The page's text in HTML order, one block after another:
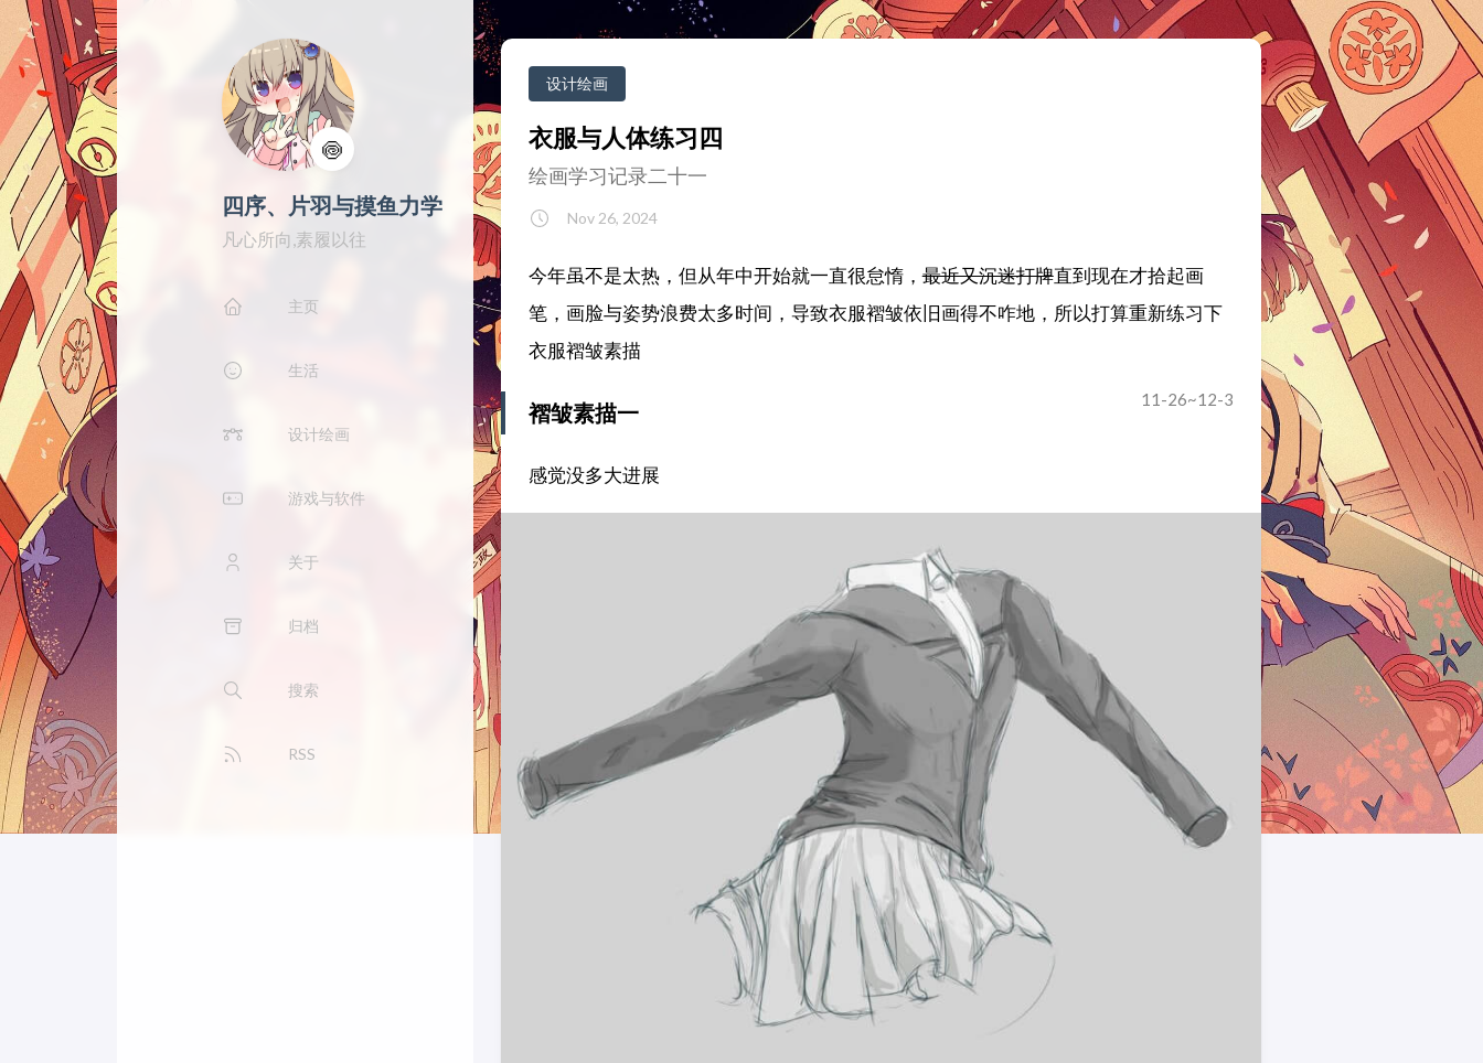
🍥
四序、片羽与摸鱼力学
凡心所向,素履以往
主页
生活
设计绘画
游戏与软件
关于
归档
搜索
RSS
设计绘画
衣服与人体练习四
绘画学习记录二十一
Nov 26, 2024
今年虽不是太热，但从年中开始就一直很怠惰，最近又沉迷打牌直到现在才拾起画
笔，画脸与姿势浪费太多时间，导致衣服褶皱依旧画得不咋地，所以打算重新练习下
衣服褶皱素描
11-26~12-3
褶皱素描一
感觉没多大进展